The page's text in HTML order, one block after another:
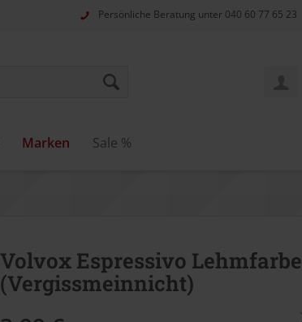
Persönliche Beratung unter 040 60 77 65 23
Marken Sale %
Volvox Espressivo Lehmfarbe
(Vergissmeinnicht)